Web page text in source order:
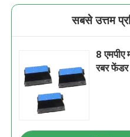
सबसे उत्तम
8 एमपीए
रबर